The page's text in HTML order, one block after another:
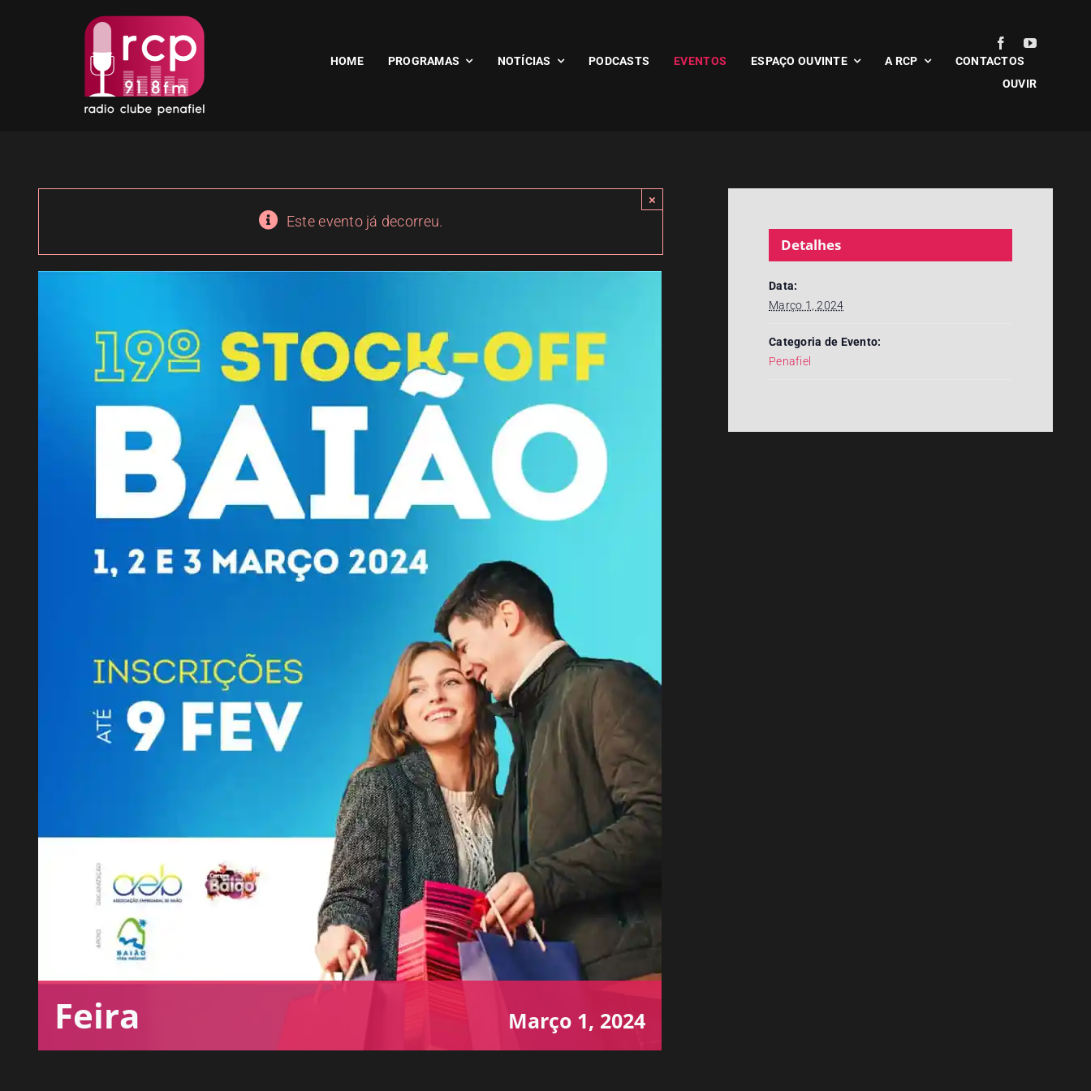
HOME PROGRAMAS NOTÍCIAS PODCASTS EVENTOS ESPAÇO OUVINTE A RCP
CONTACTOS
OUVIR
Este evento já decorreu.
×
Feira Março 1, 2024
Detalhes
Data:
Março 1, 2024
Categoria de Evento:
Penafiel